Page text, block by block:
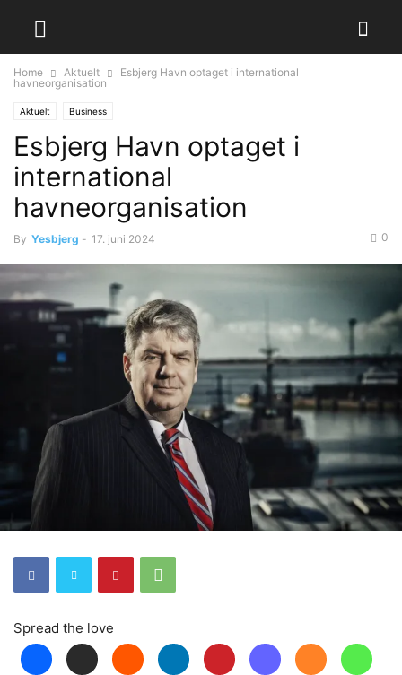
Home Aktuelt
Esbjerg Havn optaget i international
havneorganisation
Aktuelt Business
Esbjerg Havn optaget i
international
havneorganisation
By Yesbjerg - 17. juni 2024 0
Spread the love